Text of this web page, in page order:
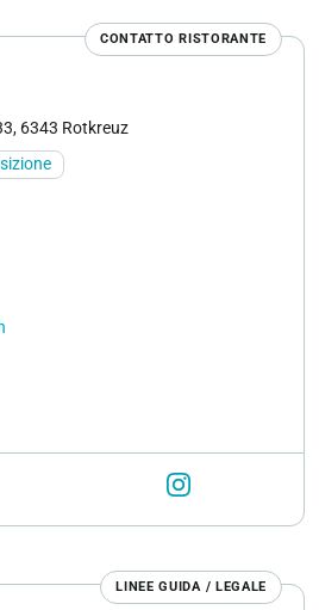
CONTATTO RISTORANTE
6343 Rotkreuz
LINEE GUIDA / LEGALE